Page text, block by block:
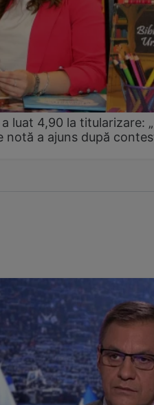
luat 4,90 la titularizare:
notă a ajuns după